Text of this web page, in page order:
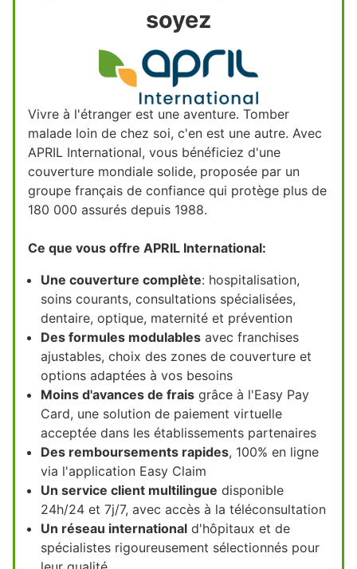
soyez
Vivre à l'étranger est une aventure. Tomber
malade loin de chez soi, c'en est une autre. Avec
APRIL International, vous bénéficiez d'une
couverture mondiale solide, proposée par un
groupe français de confiance qui protège plus de
180 000 assurés depuis 1988.
Ce que vous offre APRIL International:
Une couverture complète: hospitalisation,
soins courants, consultations spécialisées,
dentaire, optique, maternité et prévention
Des formules modulables avec franchises
ajustables, choix des zones de couverture et
options adaptées à vos besoins
Moins d'avances de frais grâce à l'Easy Pay
Card, une solution de paiement virtuelle
acceptée dans les établissements partenaires
Des remboursements rapides, 100% en ligne
via l'application Easy Claim
Un service client multilingue disponible
24h/24 et 7j/7, avec accès à la téléconsultation
Un réseau international d'hôpitaux et de
spécialistes rigoureusement sélectionnés pour